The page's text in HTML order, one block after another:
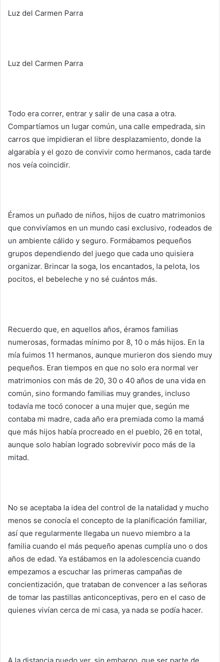
Luz del Carmen Parra
Luz del Carmen Parra
Todo era correr, entrar y salir de una casa a otra.
Compartíamos un lugar común, una calle empedrada, sin
carros que impidieran el libre desplazamiento, donde la
algarabía y el gozo de convivir como hermanos, cada tarde
nos veía coincidir.
Éramos un puñado de niños, hijos de cuatro matrimonios
que convivíamos en un mundo casi exclusivo, rodeados de
un ambiente cálido y seguro. Formábamos pequeños
grupos dependiendo del juego que cada uno quisiera
organizar. Brincar la soga, los encantados, la pelota, los
pocitos, el bebeleche y no sé cuántos más.
Recuerdo que, en aquellos años, éramos familias
numerosas, formadas mínimo por 8, 10 o más hijos. En la
mía fuimos 11 hermanos, aunque murieron dos siendo muy
pequeños. Eran tiempos en que no solo era normal ver
matrimonios con más de 20, 30 o 40 años de una vida en
común, sino formando familias muy grandes, incluso
todavía me tocó conocer a una mujer que, según me
contaba mi madre, cada año era premiada como la mamá
que más hijos había procreado en el pueblo, 26 en total,
aunque solo habían logrado sobrevivir poco más de la
mitad.
No se aceptaba la idea del control de la natalidad y mucho
menos se conocía el concepto de la planificación familiar,
así que regularmente llegaba un nuevo miembro a la
familia cuando el más pequeño apenas cumplía uno o dos
años de edad. Ya estábamos en la adolescencia cuando
empezamos a escuchar las primeras campañas de
concientización, que trataban de convencer a las señoras
de tomar las pastillas anticonceptivas, pero en el caso de
quienes vivían cerca de mi casa, ya nada se podía hacer.